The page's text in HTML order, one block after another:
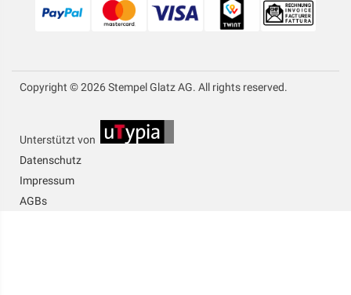
Copyright © 2026 Stempel Glatz AG. All rights reserved.
Unterstützt von
Datenschutz
Impressum
AGBs